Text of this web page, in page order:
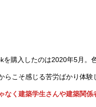
購入したのは2020年5月。
らこそ感じる苦労ばかり体
なく建築学生さんや建築関